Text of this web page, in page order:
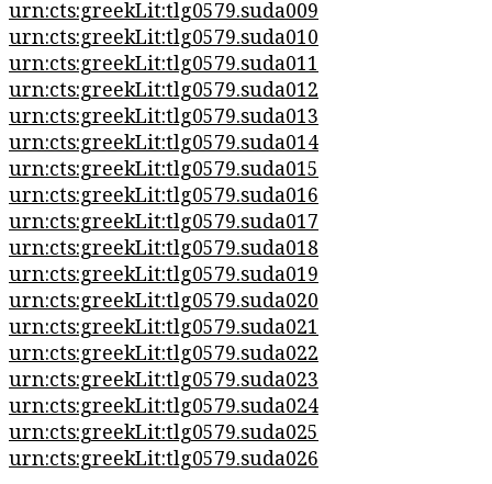
urn:cts:greekLit:tlg0579.suda009
urn:cts:greekLit:tlg0579.suda010
urn:cts:greekLit:tlg0579.suda011
urn:cts:greekLit:tlg0579.suda012
urn:cts:greekLit:tlg0579.suda013
urn:cts:greekLit:tlg0579.suda014
urn:cts:greekLit:tlg0579.suda015
urn:cts:greekLit:tlg0579.suda016
urn:cts:greekLit:tlg0579.suda017
urn:cts:greekLit:tlg0579.suda018
urn:cts:greekLit:tlg0579.suda019
urn:cts:greekLit:tlg0579.suda020
urn:cts:greekLit:tlg0579.suda021
urn:cts:greekLit:tlg0579.suda022
urn:cts:greekLit:tlg0579.suda023
urn:cts:greekLit:tlg0579.suda024
urn:cts:greekLit:tlg0579.suda025
urn:cts:greekLit:tlg0579.suda026